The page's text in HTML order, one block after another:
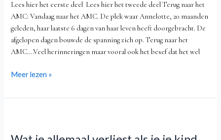
Lees hier het eerste deel Lees hier het tweede deel Terug naar het
AMC: Vandaag naar het AMC. De plek waar Annelotte, 20 maanden
geleden, haar laatste 6 dagen van haar leven heeft doorgebracht. De
afgelopen dagen bouwde de spanning zich op. Terug naar het
AMC….Veel herinneringen maar vooral ook het besef dat het wel
Meer lezen »
allemaal